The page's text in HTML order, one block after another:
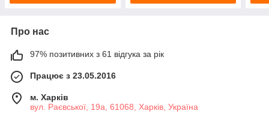
Про нас
97% позитивних з 61 відгука за рік
Працює з 23.05.2016
м. Харків
вул. Раєвської, 19а, 61068, Харків, Україна